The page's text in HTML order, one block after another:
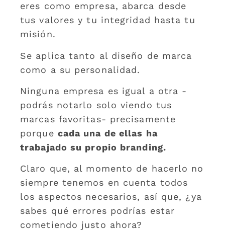
eres como empresa, abarca desde
tus valores y tu integridad hasta tu
misión.
Se aplica tanto al diseño de marca
como a su personalidad.
Ninguna empresa es igual a otra -
podrás notarlo solo viendo tus
marcas favoritas- precisamente
porque cada una de ellas ha
trabajado su propio branding.
Claro que, al momento de hacerlo no
siempre tenemos en cuenta todos
los aspectos necesarios, así que, ¿ya
sabes qué errores podrías estar
cometiendo justo ahora?